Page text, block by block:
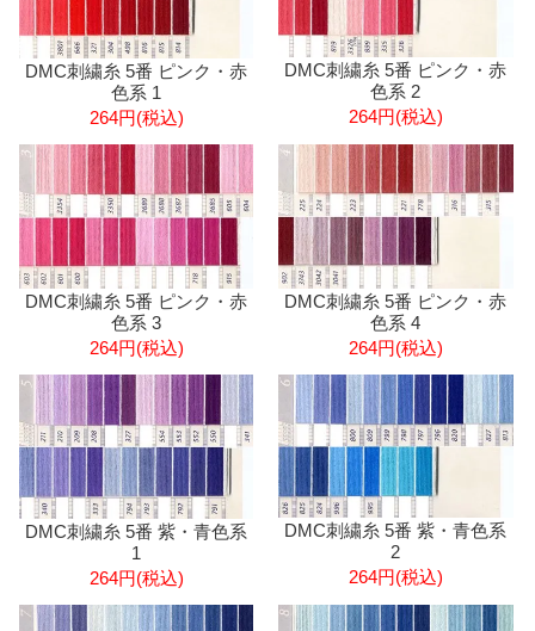
DMC刺繍糸 5番 ピンク・赤
色系 1
264円(税込)
DMC刺繍糸 5番 ピンク・赤
色系 2
264円(税込)
DMC刺繍糸 5番 ピンク・赤
色系 3
264円(税込)
DMC刺繍糸 5番 ピンク・赤
色系 4
264円(税込)
DMC刺繍糸 5番 紫・青色系
1
264円(税込)
DMC刺繍糸 5番 紫・青色系
2
264円(税込)